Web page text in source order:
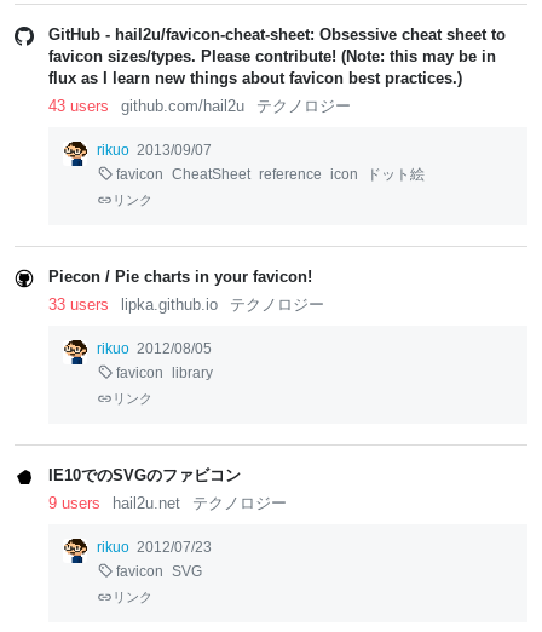
GitHub - hail2u/favicon-cheat-sheet: Obsessive cheat sheet to
favicon sizes/types. Please contribute! (Note: this may be in
flux as I learn new things about favicon best practices.)
43 users
github.com/hail2u テクノロジー
rikuo 2013/09/07
favicon CheatSheet reference icon ドット絵
リンク
Piecon / Pie charts in your favicon!
33 users
lipka.github.io テクノロジー
rikuo 2012/08/05
favicon
library
リンク
IE10でのSVGのファビコン
9 users
hail2u.net テクノロジー
rikuo 2012/07/23
favicon SVG
リンク